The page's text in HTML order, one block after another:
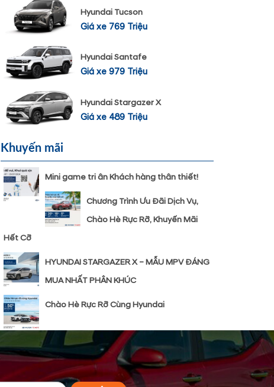
Hyundai Tucson
Giá xe 769 Triệu
Hyundai Santafe
Giá xe 979 Triệu
Hyundai Stargazer X
Giá xe 489 Triệu
Khuyến mãi
Mini game tri ân Khách hàng thân thiết!
Chương Trình Ưu Đãi Dịch Vụ,
Chào Hè Rực Rỡ, Khuyến Mãi
Hết Cỡ
HYUNDAI STARGAZER X – MẪU MPV ĐÁNG
MUA NHẤT PHÂN KHÚC
Chào Hè Rực Rỡ Cùng Hyundai